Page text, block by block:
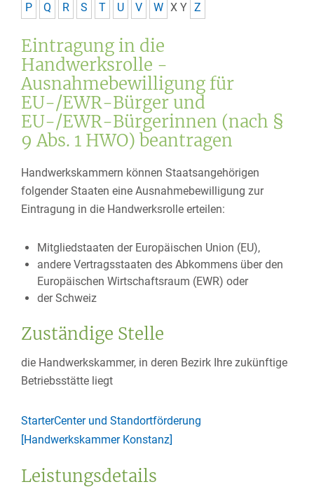
P
Q R S T U V W X Y Z
Eintragung in die
Handwerksrolle -
Ausnahmebewilligung für
EU-/EWR-Bürger und
EU-/EWR-Bürgerinnen (nach §
9 Abs. 1 HWO) beantragen
Handwerkskammern können Staatsangehörigen
folgender Staaten eine Ausnahmebewilligung zur
Eintragung in die Handwerksrolle erteilen:
Mitgliedstaaten der Europäischen Union (EU),
andere Vertragsstaaten des Abkommens über den
Europäischen Wirtschaftsraum (EWR) oder
der Schweiz
Zuständige Stelle
die Handwerkskammer, in deren Bezirk Ihre zukünftige
Betriebsstätte liegt
StarterCenter und Standortförderung
[Handwerkskammer Konstanz]
Leistungsdetails